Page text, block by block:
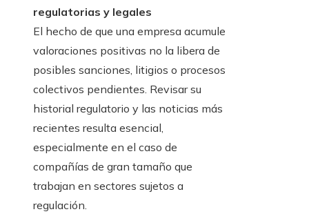
regulatorias y legales
El hecho de que una empresa acumule
valoraciones positivas no la libera de
posibles sanciones, litigios o procesos
colectivos pendientes. Revisar su
historial regulatorio y las noticias más
recientes resulta esencial,
especialmente en el caso de
compañías de gran tamaño que
trabajan en sectores sujetos a
regulación.